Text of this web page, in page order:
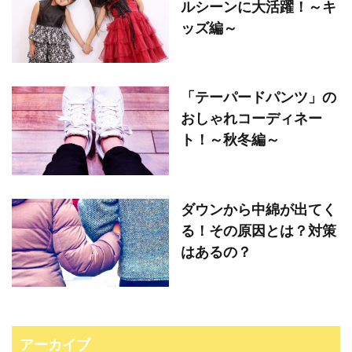
ルシーンに大活躍！～キ
ッズ編～
「テーパードパンツ」の
おしゃれコーディネー
ト！～秋冬編～
ダウンから中綿が出てく
る！その原因とは？対策
はあるの？
アーカイブ